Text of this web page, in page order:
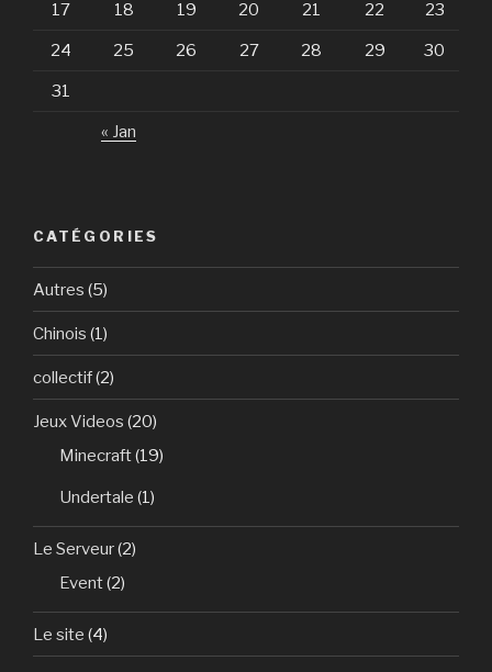
17 18 19 20 21 22 23
24 25 26 27 28 29 30
31
« Jan
CATÉGORIES
Autres (5)
Chinois (1)
collectif(2)
Jeux Videos (20)
Minecraft(19)
Undertale (1)
Le Serveur(2)
Event(2)
Le site (4)